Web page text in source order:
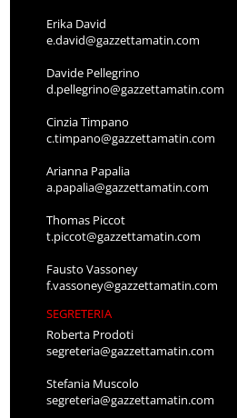
Erika David
e.david@gazzettamatin.com
Davide Pellegrino
d.pellegrino@gazzettamatin.com
Cinzia Timpano
c.timpano@gazzettamatin.com
Arianna Papalia
a.papalia@gazzettamatin.com
Thomas Piccot
t.piccot@gazzettamatin.com
Fausto Vassoney
f.vassoney@gazzettamatin.com
SEGRETERIA
Roberta Prodoti
segreteria@gazzettamatin.com
Stefania Muscolo
segreteria@gazzettamatin.com